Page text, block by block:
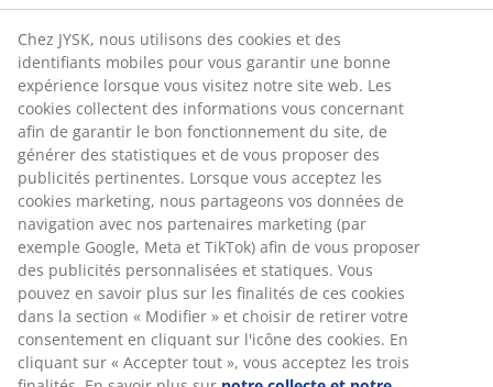
Retour illimité
Aucune limite de temps - retournez dans n'importe
quel magasin JYSK
Garantie de prix
30 jours de garantie de prix sur tous les articles
Options de livraison flexibles
Livraison rapide et facile
Table de salle à manger avec possibilité d'ajouter des
rallonges. Plateau en placage de chêne et pieds noirs
en pin massif et MDF. Le bois est laqué pour une plus
grande durabilité. En ajoutant des rallonges, vous
pouvez facilement rallonger la table jusqu'à 205 ou 250
cm pour accueillir de plus grandes tablées. Les
Chez JYSK, nous utilisons des cookies et des
identifiants mobiles pour vous garantir une bonne
expérience lorsque vous visitez notre site web. Les
cookies collectent des informations vous concernant
afin de garantir le bon fonctionnement du site, de
générer des statistiques et de vous proposer des
publicités pertinentes. Lorsque vous acceptez les
cookies marketing, nous partageons vos données de
navigation avec nos partenaires marketing (par
exemple Google, Meta et TikTok) afin de vous proposer
des publicités personnalisées et statiques. Vous
pouvez en savoir plus sur les finalités de ces cookies
dans la section « Modifier » et choisir de retirer votre
consentement en cliquant sur l'icône des cookies. En
cliquant sur « Accepter tout », vous acceptez les trois